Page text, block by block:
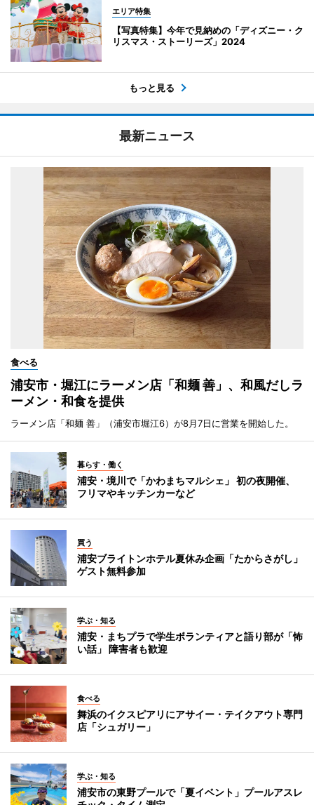
エリア特集
【写真特集】今年で見納めの「ディズニー・ク
リスマス・ストーリーズ」2024
もっと見る
最新ニュース
食べる
浦安市・堀江にラーメン店「和麺 善」、和風だしラ
ーメン・和食を提供
ラーメン店「和麺 善」（浦安市堀江6）が8月7日に営業を開始した。
暮らす・働く
浦安・境川で「かわまちマルシェ」 初の夜開催、
フリマやキッチンカーなど
買う
浦安ブライトンホテル夏休み企画「たからさがし」
ゲスト無料参加
学ぶ・知る
浦安・まちプラで学生ボランティアと語り部が「怖
い話」 障害者も歓迎
食べる
舞浜のイクスピアリにアサイー・テイクアウト専門
店「シュガリー」
学ぶ・知る
浦安市の東野プールで「夏イベント」プールアスレ